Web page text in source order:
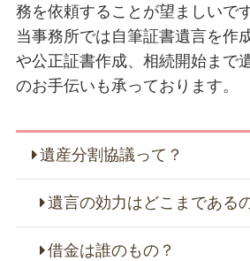
務を依頼することが望ましいです
当事務所では自筆証書遺言を作
や公正証書作成、相続開始まで
のお手伝いも承っております。
遺産分割協議って？
遺言の効力はどこまである
借金は誰のもの？